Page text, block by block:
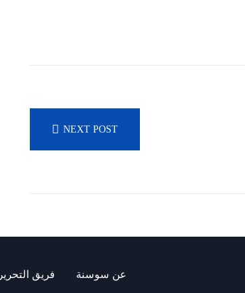
NEXT POST
عن سوسنة فريق التحرير